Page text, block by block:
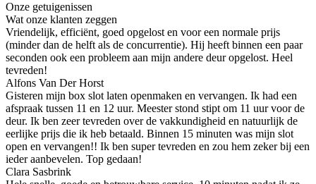
Onze getuigenissen
Wat onze klanten zeggen
Vriendelijk, efficiënt, goed opgelost en voor een normale prijs
(minder dan de helft als de concurrentie). Hij heeft binnen een paar
seconden ook een probleem aan mijn andere deur opgelost. Heel
tevreden!
Alfons Van Der Horst
Gisteren mijn box slot laten openmaken en vervangen. Ik had een
afspraak tussen 11 en 12 uur. Meester stond stipt om 11 uur voor de
deur. Ik ben zeer tevreden over de vakkundigheid en natuurlijk de
eerlijke prijs die ik heb betaald. Binnen 15 minuten was mijn slot
open en vervangen!! Ik ben super tevreden en zou hem zeker bij een
ieder aanbevelen. Top gedaan!
Clara Sasbrink